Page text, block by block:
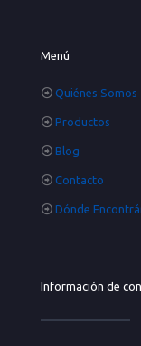
Menú
Quiénes Somos
Productos
Blog
Contacto
Dónde
Información de